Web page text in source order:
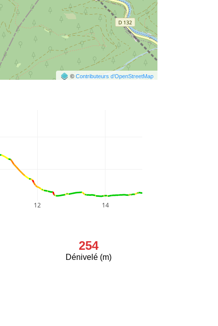
©Contributeurs d’OpenStreetMap
12 14
254
Dénivelé (m)